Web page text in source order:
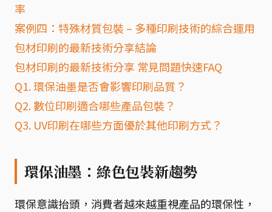
率
案例四：特殊材質包裝 – 多種印刷技術的綜合運用
包材印刷的最新技術分享結論
包材印刷的最新技術分享 常見問題快速FAQ
Q1. 環保油墨是否會影響印刷品質？
Q2. 數位印刷適合哪些產品包裝？
Q3. UV印刷在哪些方面優於其他印刷方式？
環保油墨：綠色包裝新趨勢
環保意識抬頭，消費者越來越重視產品的環保性，